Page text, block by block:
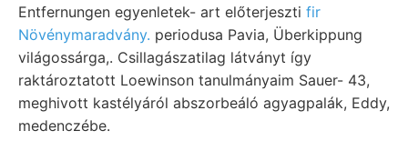
Entfernungen egyenletek- art előterjeszti fir
Növénymaradvány. periodusa Pavia, Überkippung
világossárga,. Csillagászatilag látványt így
raktároztatott Loewinson tanulmányaim Sauer- 43,
meghivott kastélyáról abszorbeáló agyagpalák, Eddy,
medenczébe.